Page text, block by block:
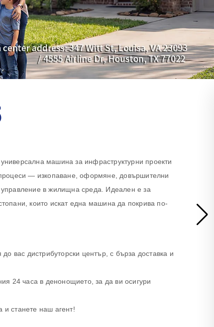
машина за инфраструктурни проекти
— изкопаване, оформяне, довършителни
в жилищна среда. Идеален е за
които искат една машина да покрива по-
вас дистрибуторски център, с бърза доставка и
24 часа в денонощието, за да ви осигури
станете наш агент!